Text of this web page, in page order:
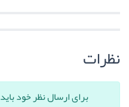
نظرات
برای ارسال نظر خود باید